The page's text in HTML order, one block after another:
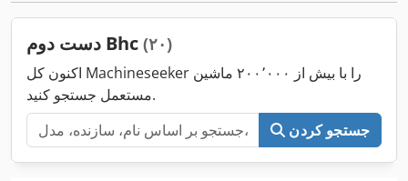
دست دوم Bhc (۲۰)
اکنون کل Machineseeker را با بیش از ۲۰۰٬۰۰۰ ماشین
مستعمل جستجو کنید.
جستجو کردن